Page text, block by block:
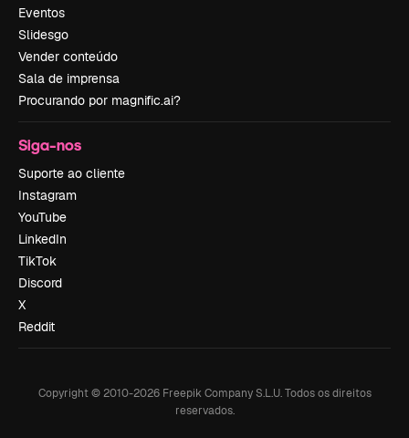
Eventos
Slidesgo
Vender conteúdo
Sala de imprensa
Procurando por magnific.ai?
Siga-nos
Suporte ao cliente
Instagram
YouTube
LinkedIn
TikTok
Discord
X
Reddit
Copyright © 2010-2026Freepik Company S.L.U. Todos os direitos
reservados.